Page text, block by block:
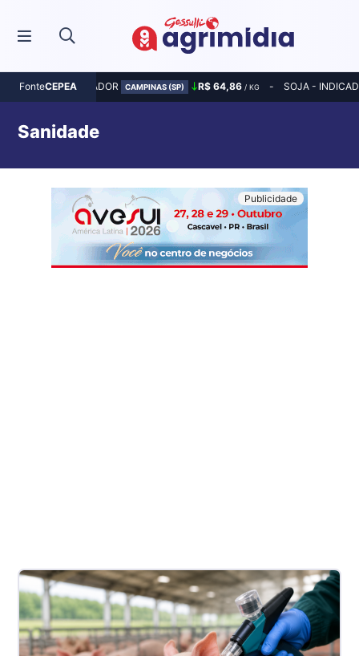
FonteCEPEA
MILHO - INDICADOR CAMPINAS (SP) R$ 64,86 / KG SOJA -
Sanidade